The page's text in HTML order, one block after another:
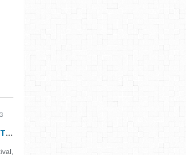
ET SI ON REGARDAIT UN, DEUX, TROIS....QUATRE COURTS METRAGES